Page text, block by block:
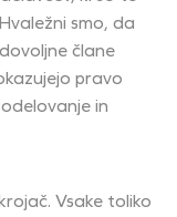
smo, da
člane
pravo
in
Vsake toliko